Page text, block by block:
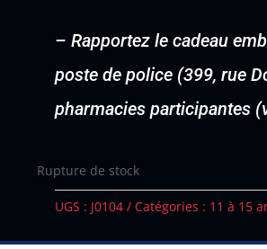
–Rapportez le cadeau
poste de police (399, rue
pharmacies participantes
Rupture de stock
UGS : J0104 Catégories : 11 à 15